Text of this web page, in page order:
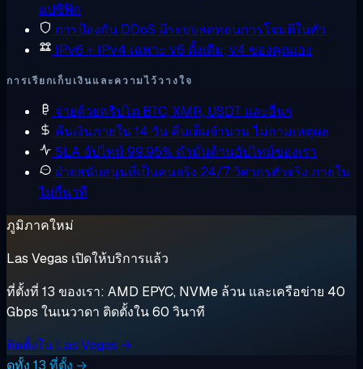
แปซิฟิก
การป้องกัน DDoS มีระบบลดทอนการโจมตีในตัว
IPv6 + IPv4 เฉพาะ v6 ดั้งเดิม, v4 ของคุณเอง
การเรียกเก็บเงินและความไว้วางใจ
จ่ายด้วยคริปโต BTC, XMR, USDT และอื่นๆ
คืนเงินภายใน 14 วัน คืนเต็มจำนวน ไม่ถามเหตุผล
SLA อัปไทม์ 99.95% คำมั่นด้านอัปไทม์ของเรา
ฝ่ายสนับสนุนที่เป็นคนจริง 24/7วิศวกรตัวจริง ภายใน
ไม่กี่นาที
ภูมิภาคใหม่
Las Vegas เปิดให้บริการแล้ว
ที่ตั้งที่ 13 ของเรา: AMD EPYC, NVMe ล้วน และเครือข่าย 40
Gbps ในเนวาดา ติดตั้งใน 60 วินาที
ติดตั้งใน Las Vegas →
ดูทั้ง 13 ที่ตั้ง →